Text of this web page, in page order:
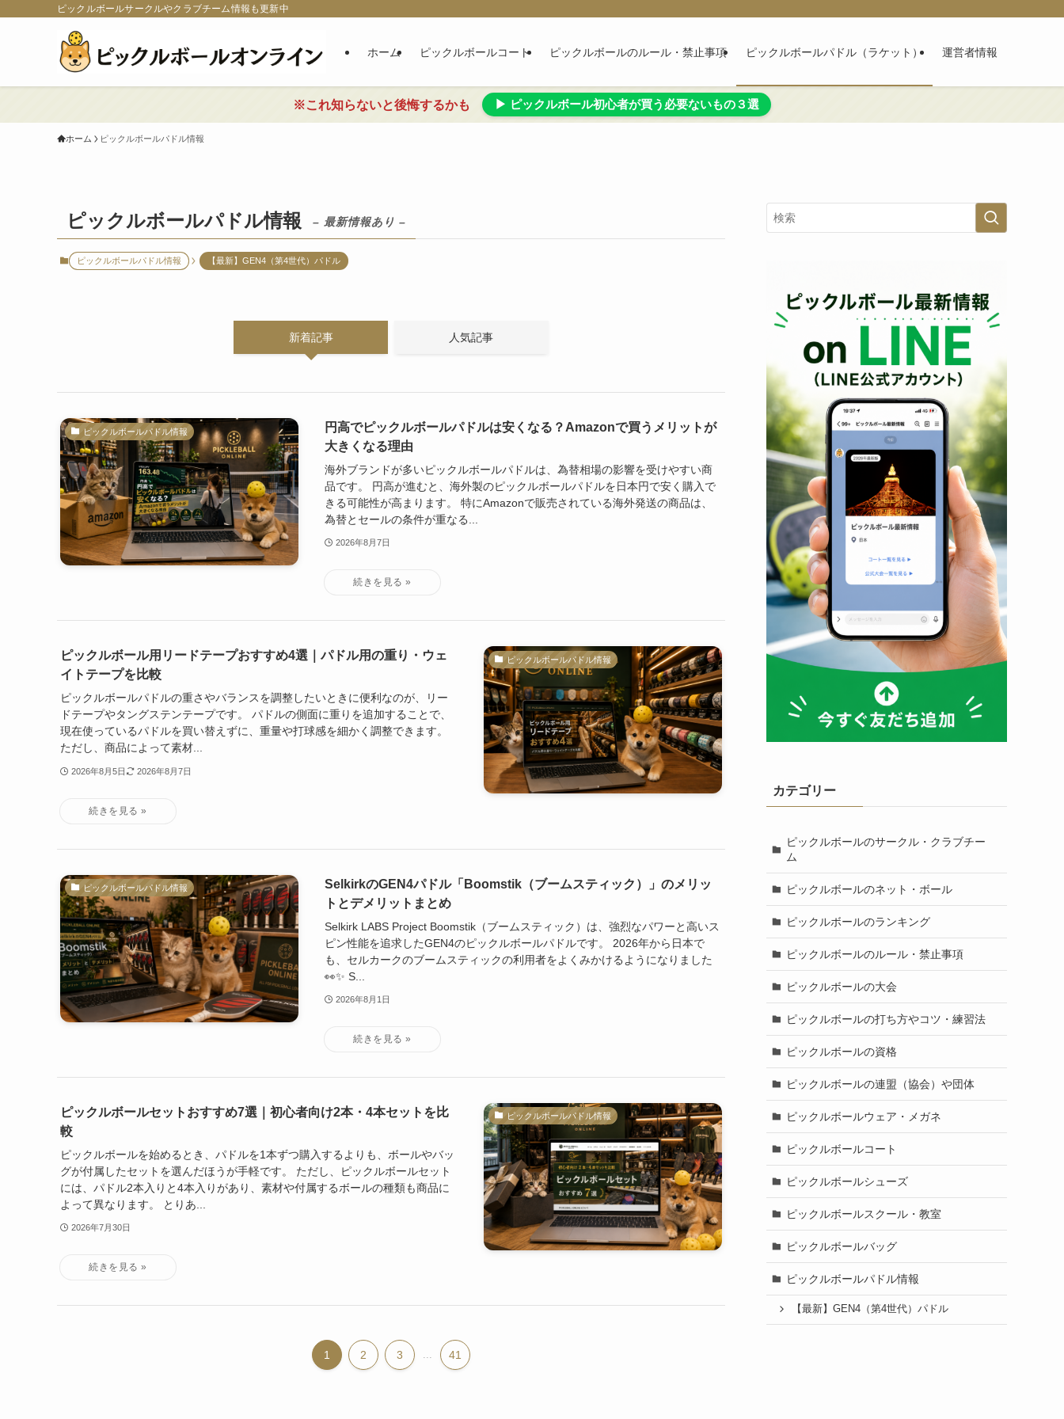
ピックルボールサークルやクラブチーム情報も更新中
ホーム ピックルボールコート ピックルボールのルール・禁止事項 ピックルボールパドル（ラケット） 運営者情報
※これ知らないと後悔するかも ▶ ピックルボール初心者が買う必要ないもの３選
ホーム ピックルボールパドル情報
ピックルボールパドル情報 – 最新情報あり –
ピックルボールパドル情報 【最新】GEN4（第4世代）パドル
新着記事 人気記事
ピックルボールパドル情報
円高でピックルボールパドルは安くなる？Amazonで買うメリットが
大きくなる理由
海外ブランドが多いピックルボールパドルは、為替相場の影響を受けやすい商
品です。 円高が進むと、海外製のピックルボールパドルを日本円で安く購入で
きる可能性が高まります。 特にAmazonで販売されている海外発送の商品は、
為替とセールの条件が重なる...
2026年8月7日
ピックルボールパドル情報
ピックルボール用リードテープおすすめ4選｜パドル用の重り・ウェ
イトテープを比較
ピックルボールパドルの重さやバランスを調整したいときに便利なのが、リー
ドテープやタングステンテープです。 パドルの側面に重りを追加することで、
現在使っているパドルを買い替えずに、重量や打球感を細かく調整できます。
ただし、商品によって素材...
2026年8月5日 2026年8月7日
ピックルボールパドル情報
SelkirkのGEN4パドル「Boomstik（ブームスティック）」のメリッ
トとデメリットまとめ
Selkirk LABS Project Boomstik（ブームスティック）は、強烈なパワーと高いス
ピン性能を追求したGEN4のピックルボールパドルです。 2026年から日本で
も、セルカークのブームスティックの利用者をよくみかけるようになりました
👀✨️ S...
2026年8月1日
ピックルボールパドル情報
ピックルボールセットおすすめ7選｜初心者向け2本・4本セットを比
較
ピックルボールを始めるとき、パドルを1本ずつ購入するよりも、ボールやバッ
グが付属したセットを選んだほうが手軽です。 ただし、ピックルボールセット
には、パドル2本入りと4本入りがあり、素材や付属するボールの種類も商品に
よって異なります。 とりあ...
2026年7月30日
1 2 3 ... 41
カテゴリー
ピックルボールのサークル・クラブチー
ム
ピックルボールのネット・ボール
ピックルボールのランキング
ピックルボールのルール・禁止事項
ピックルボールの大会
ピックルボールの打ち方やコツ・練習法
ピックルボールの資格
ピックルボールの連盟（協会）や団体
ピックルボールウェア・メガネ
ピックルボールコート
ピックルボールシューズ
ピックルボールスクール・教室
ピックルボールバッグ
ピックルボールパドル情報
【最新】GEN4（第4世代）パドル